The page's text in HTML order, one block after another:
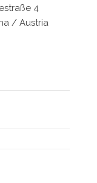
4
/ Austria